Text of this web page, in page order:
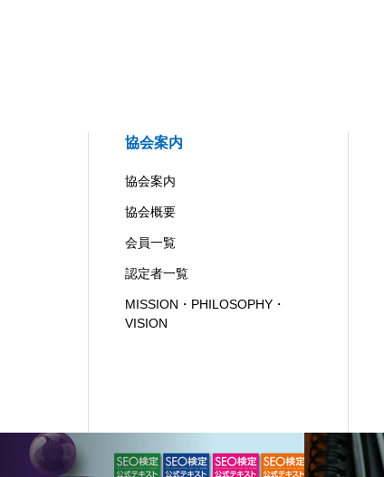
協会案内
協会案内
協会概要
会員一覧
認定者一覧
MISSION・PHILOSOPHY・
VISION